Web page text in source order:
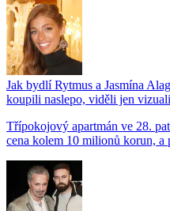
Jak bydlí Rytmus a Jasmína
koupili naslepo, viděli jen
Třípokojový apartmán ve 28.
cena kolem 10 milionů korun, a